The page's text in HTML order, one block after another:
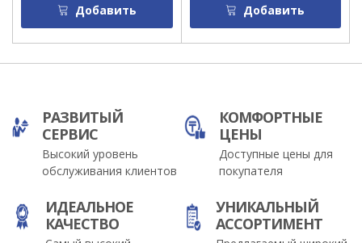
Добавить Добавить
РАЗВИТЫЙ
СЕРВИС
Высокий уровень
обслуживания клиентов
КОМФОРТНЫЕ
ЦЕНЫ
Доступные цены для
покупателя
ИДЕАЛЬНОЕ
КАЧЕСТВО
УНИКАЛЬНЫЙ
АССОРТИМЕНТ